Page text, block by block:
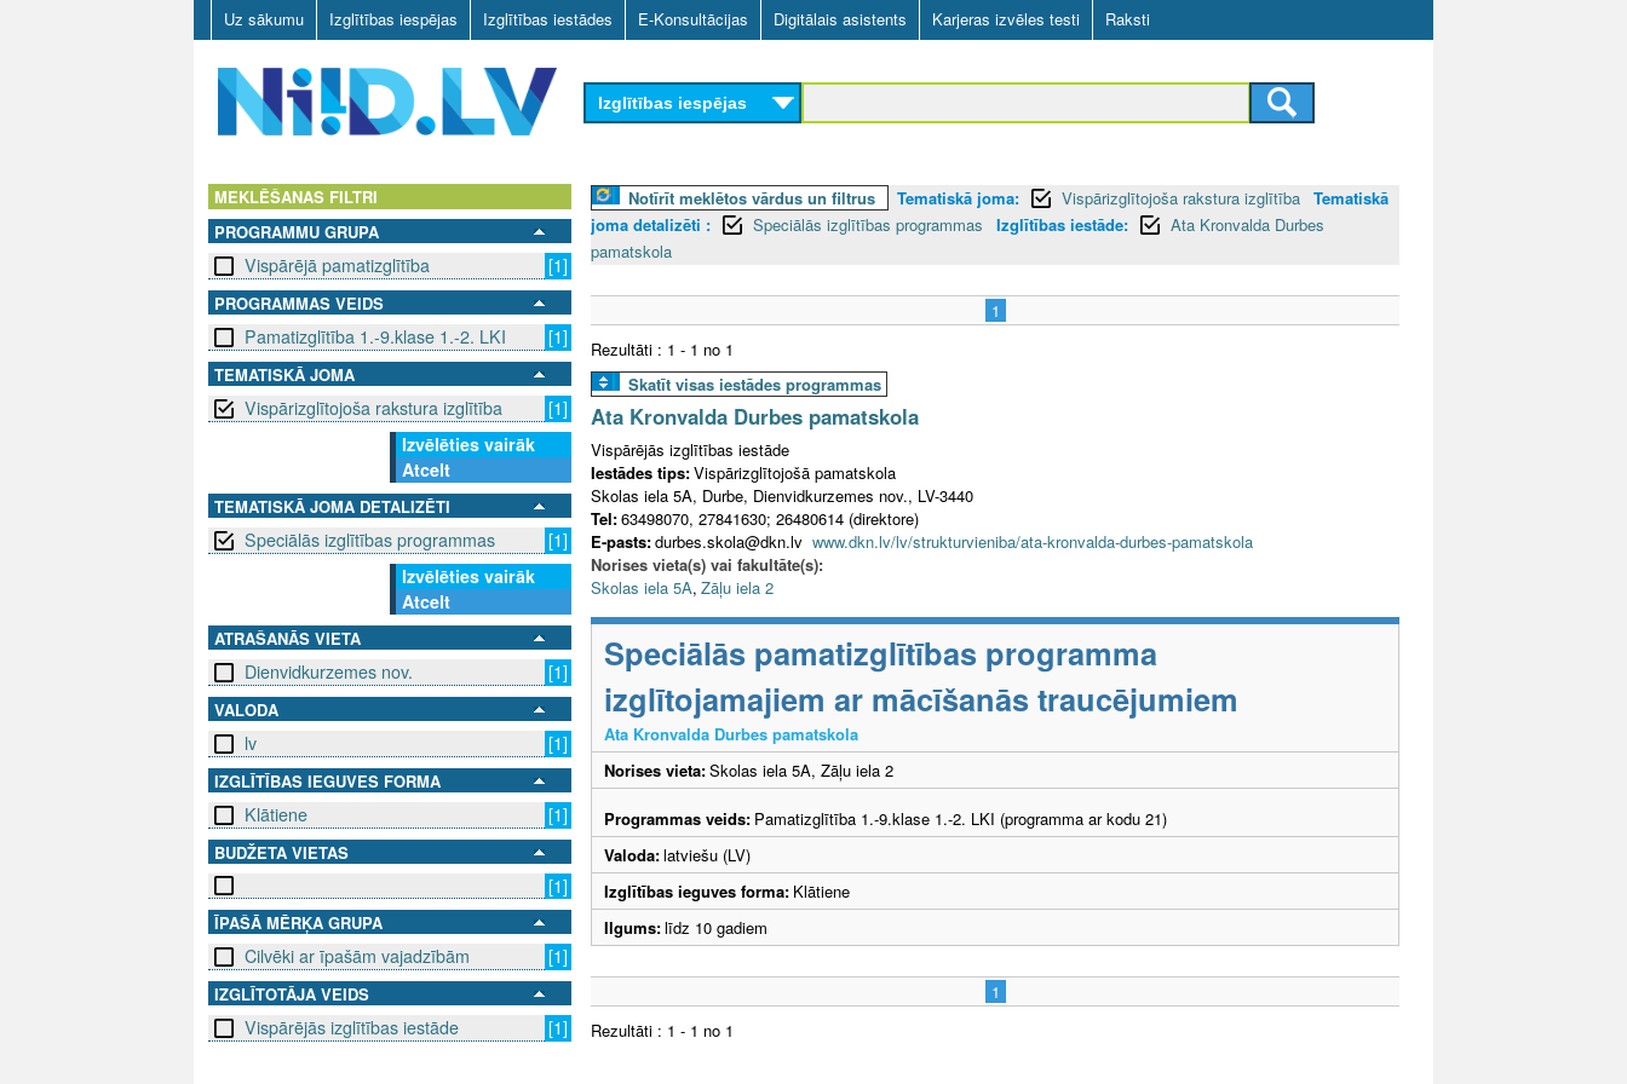
Skip
to
main
content
Uz sākumu Izglītības iespējas Izglītības iestādes E-Konsultācijas Digitālais asistents Karjeras izvēles testi Raksti
D
L
Izglītības iespējas
MEKLĒŠANAS FILTRI
PROGRAMMU GRUPA
Vispārējā pamatizglītība [1]
PROGRAMMAS VEIDS
Pamatizglītība 1.-9.klase 1.-2. LKI [1]
TEMATISKĀ JOMA
Vispārizglītojoša rakstura izglītība
[1]
Izvēlēties vairāk
Atcelt
TEMATISKĀ JOMA DETALIZĒTI
Speciālās izglītības programmas
[1]
Izvēlēties vairāk
Atcelt
ATRAŠANĀS VIETA
Dienvidkurzemes nov. [1]
VALODA
lv [1]
IZGLĪTĪBAS IEGUVES FORMA
Klātiene [1]
BUDŽETA VIETAS
[1]
ĪPAŠĀ MĒRĶA GRUPA
Cilvēki ar īpašām vajadzībām [1]
IZGLĪTOTĀJA VEIDS
Vispārējās izglītības iestāde [1]
Notīrīt meklētos vārdus un filtrus Tematiskā joma: Vispārizglītojoša rakstura izglītība Tematiskā
joma detalizēti :
Speciālās izglītības programmas Izglītības iestāde:
Ata Kronvalda Durbes
pamatskola
1
Rezultāti : 1 - 1 no 1
Skatīt visas iestādes programmas
Ata Kronvalda Durbes pamatskola
Vispārējās izglītības iestāde
Iestādes tips:Vispārizglītojošā pamatskola
Skolas iela 5A, Durbe, Dienvidkurzemes nov., LV-3440
Tel:63498070, 27841630; 26480614 (direktore)
E-pasts:durbes.skola@dkn.lv www.dkn.lv/lv/strukturvieniba/ata-kronvalda-durbes-pamatskola
Norises vieta(s) vai fakultāte(s):
Skolas iela 5A, Zāļu iela 2
Speciālās pamatizglītības programma
izglītojamajiem ar mācīšanās traucējumiem
Ata Kronvalda Durbes pamatskola
Norises vieta:Skolas iela 5A, Zāļu iela 2
Programmas veids: Pamatizglītība 1.-9.klase 1.-2. LKI (programma ar kodu 21)
Valoda:latviešu (LV)
Izglītības ieguves forma: Klātiene
Ilgums:līdz 10 gadiem
1
Rezultāti : 1 - 1 no 1